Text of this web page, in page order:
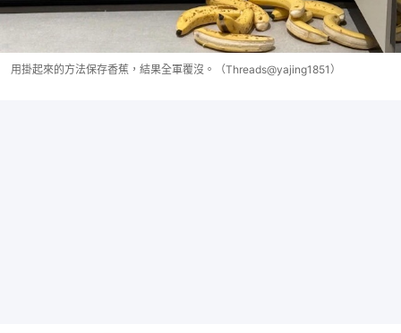
用掛起來的方法保存香蕉，結果全軍覆沒。（Threads@yajing1851）